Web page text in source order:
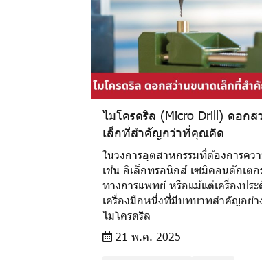
ไมโครดริล (Micro Drill) ดอกส
เล็กที่สำคัญกว่าที่คุณคิด
ในวงการอุตสาหกรรมที่ต้องการคว
เช่น อิเล็กทรอนิกส์ เซมิคอนดักเต
ทางการแพทย์ หรือแม้แต่เครื่องปร
เครื่องมือหนึ่งที่มีบทบาทสำคัญอย่า
ไมโครดริล
21 พ.ค. 2025